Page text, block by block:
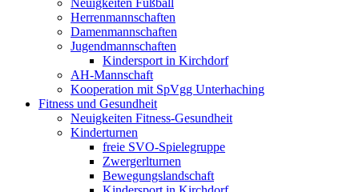
Neuigkeiten Fußball
Herrenmannschaften
Damenmannschaften
Jugendmannschaften
Kindersport in Kirchdorf
AH-Mannschaft
Kooperation mit SpVgg Unterhaching
Fitness und Gesundheit
Neuigkeiten Fitness-Gesundheit
Kinderturnen
freie SVO-Spielegruppe
Zwergerlturnen
Bewegungslandschaft